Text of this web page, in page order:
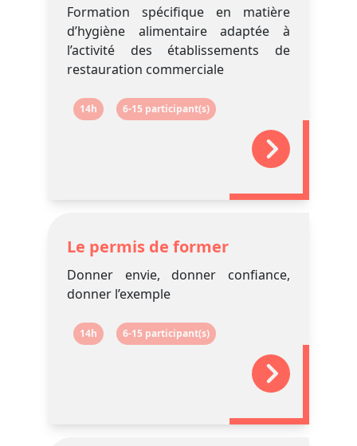
Formation spécifique en matière
d’hygiène alimentaire adaptée à
l’activité des établissements de
restauration commerciale
14h 6-15 participant(s)
Le permis de former
Donner envie, donner confiance,
donner l’exemple
14h 6-15 participant(s)